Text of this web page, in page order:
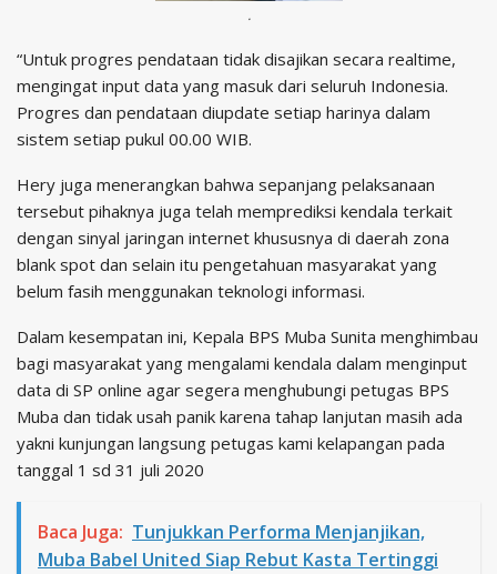
.
“Untuk progres pendataan tidak disajikan secara realtime,
mengingat input data yang masuk dari seluruh Indonesia.
Progres dan pendataan diupdate setiap harinya dalam
sistem setiap pukul 00.00 WIB.
Hery juga menerangkan bahwa sepanjang pelaksanaan
tersebut pihaknya juga telah memprediksi kendala terkait
dengan sinyal jaringan internet khususnya di daerah zona
blank spot dan selain itu pengetahuan masyarakat yang
belum fasih menggunakan teknologi informasi.
Dalam kesempatan ini, Kepala BPS Muba Sunita menghimbau
bagi masyarakat yang mengalami kendala dalam menginput
data di SP online agar segera menghubungi petugas BPS
Muba dan tidak usah panik karena tahap lanjutan masih ada
yakni kunjungan langsung petugas kami kelapangan pada
tanggal 1 sd 31 juli 2020
Baca Juga: Tunjukkan Performa Menjanjikan,
Muba Babel United Siap Rebut Kasta Tertinggi